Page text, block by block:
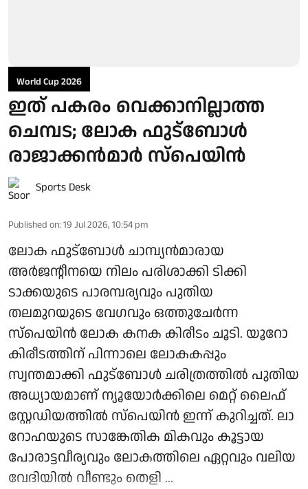
World Cup 2026
ഇത് പകരം വെക്കാനില്ലാത്ത
ചെമ്പട; ലോക ഫുട്ബാേൾ
രാജാക്കൻമാർ സ്പെയിൻ
Sports Desk
Published on: 19 Jul 2026, 10:54 pm
ലോക ഫുട്ബോൾ ചാമ്പ്യൻമാരായ
അർജന്റീനയെ നിലം പരിശാക്കി ടിക്കി
ടാക്കയുടെ പാരമ്പര്യവും പുതിയ
തലമുറയുടെ വേഗവും ഒത്തുചേർന്ന
സ്പെയിൻ ലോക കനക കിരീടം ചൂടി. യൂറോ
കിരീടത്തിന് പിന്നാലെ ലോകകപ്പും
സ്വന്തമാക്കി ഫുട്ബോൾ ചരിത്രത്തിൽ പുതിയ
അധ്യായമാണ് ന്യൂയോർക്കിലെ മെറ്റ് ലൈഫ്
സ്റ്റേഡിയത്തിൽ സ്പെയിൻ ഇന്ന് കുറിച്ചത്. ലാ
റോഹയുടെ സാങ്കേതിക മികവും കൂട്ടായ
പോരാട്ടവീര്യവും ലോകത്തിലെ ഏറ്റവും വലിയ
വേദിയിൽ വീണ്ടും തെളി ...